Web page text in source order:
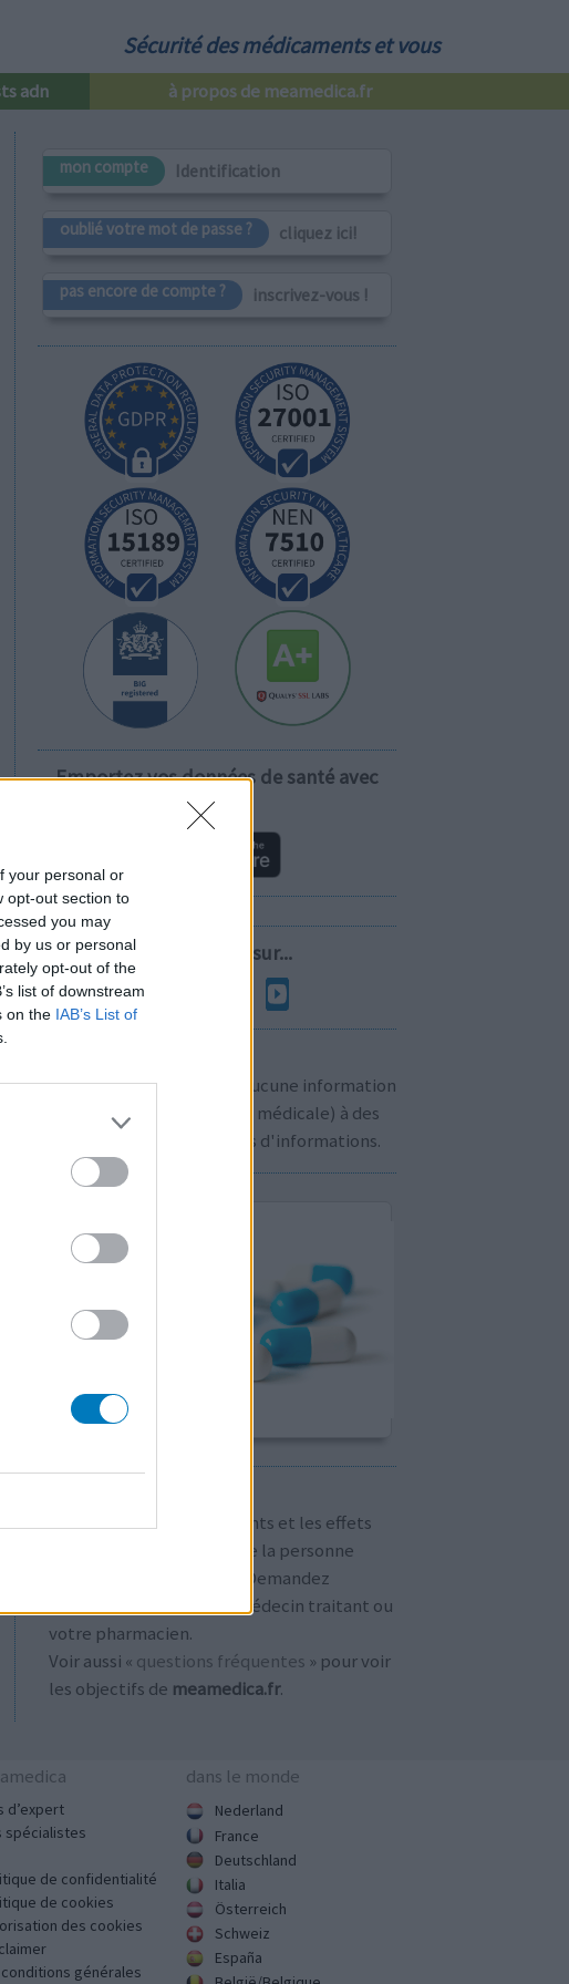
your personal or
opt-out section to
you may
by us or personal
opt-out of the
list of downstream
on the IAB’s List of
Sécurité des médicaments et vous
adn à propos de meamedica.fr
mon compte Identification
oublié votre mot de passe ? cliquez ici!
pas encore de compte ? inscrivez-vous !
Emportez vos données de santé avec
vous!
Suivez-nous sur...
Nous ne communiquons aucune information
personnelle (prescription médicale) à des
pour plus d'informations.
Les avis sur les médicaments et les effets
secondaires dépendent de la personne
utilisant le médicament. Demandez
toujours conseil à votre médecin traitant ou
votre pharmacien.
Voir aussi « questions fréquentes » pour voir
les objectifs de meamedica.fr.
d’expert
spécialistes
de confidentialité
de cookies
des cookies
générales
dans le monde
Nederland
France
Deutschland
Italia
Österreich
Schweiz
España